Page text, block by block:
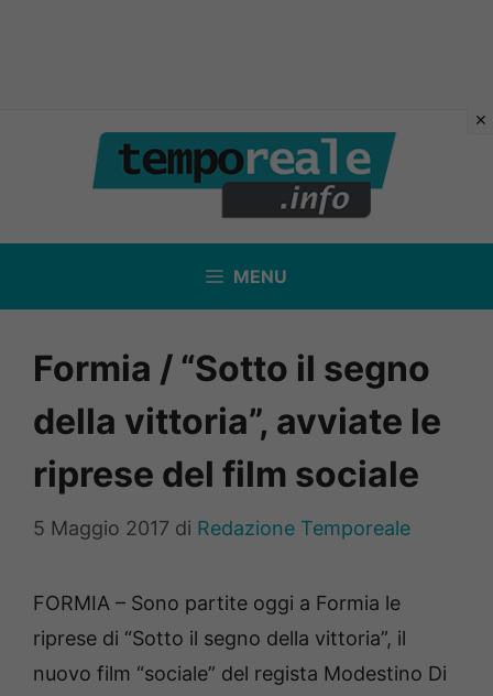
contenuto
MENU
Formia / “Sotto il segno
della vittoria”, avviate le
riprese del film sociale
5 Maggio 2017 di Redazione Temporeale
FORMIA – Sono partite oggi a Formia le
riprese di “Sotto il segno della vittoria”, il
nuovo film “sociale” del regista Modestino Di